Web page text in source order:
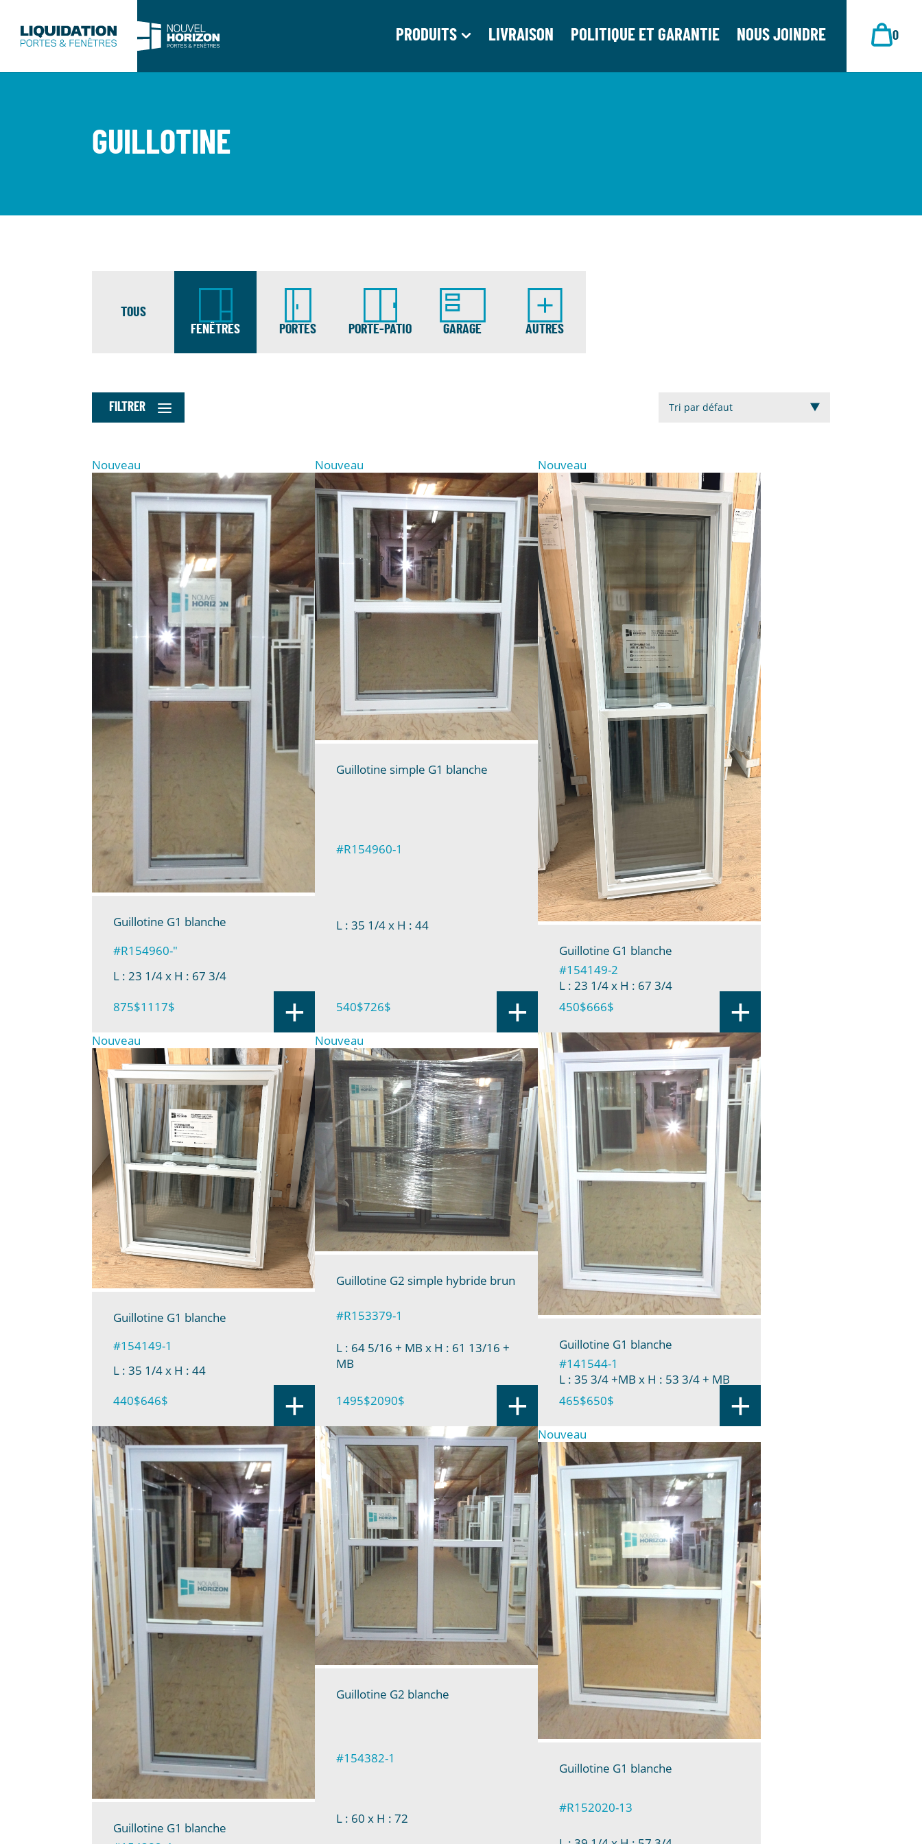
PRODUITS LIVRAISON POLITIQUE ET GARANTIE NOUS JOINDRE 0
GUILLOTINE
TOUS
FENÊTRES
PORTES PORTE-PATIO GARAGE AUTRES
FILTRER
Nouveau
Guillotine G1 blanche
#R154960-"
L : 23 1/4x H : 67 3/4
875$1117$ +
Nouveau
Guillotine simple G1 blanche
#R154960-1
L : 35 1/4x H : 44
540$726$ +
Nouveau
Guillotine G1 blanche
#154149-2
L : 23 1/4x H : 67 3/4
450$666$ +
Nouveau
Guillotine G1 blanche
#154149-1
L : 35 1/4x H : 44
440$646$ +
Nouveau
Guillotine G2 simple hybride brun
#R153379-1
L : 64 5/16 + MB x H : 61 13/16 +
MB
1495$2090$ +
Guillotine G1 blanche
#141544-1
L : 35 3/4 +MB x H : 53 3/4 + MB
465$650$ +
Guillotine G1 blanche
Guillotine G2 blanche
#154382-1
L : 60 x H : 72
Nouveau
Guillotine G1 blanche
#R152020-13